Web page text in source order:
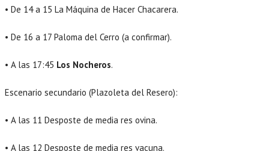
• De 14 a 15 La Máquina de Hacer Chacarera.
• De 16 a 17 Paloma del Cerro (a confirmar).
• A las 17:45 Los Nocheros.
Escenario secundario (Plazoleta del Resero):
• A las 11 Desposte de media res ovina.
• A las 12 Desposte de media res vacuna.